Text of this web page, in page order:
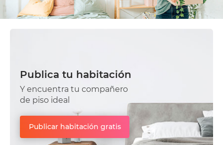
Publica tu habitación
Y encuentra tu compañero
de piso ideal
Publicar habitación gratis